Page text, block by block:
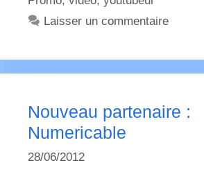
Laisser un commentaire
Nouveau partenaire :
Numericable
28/06/2012